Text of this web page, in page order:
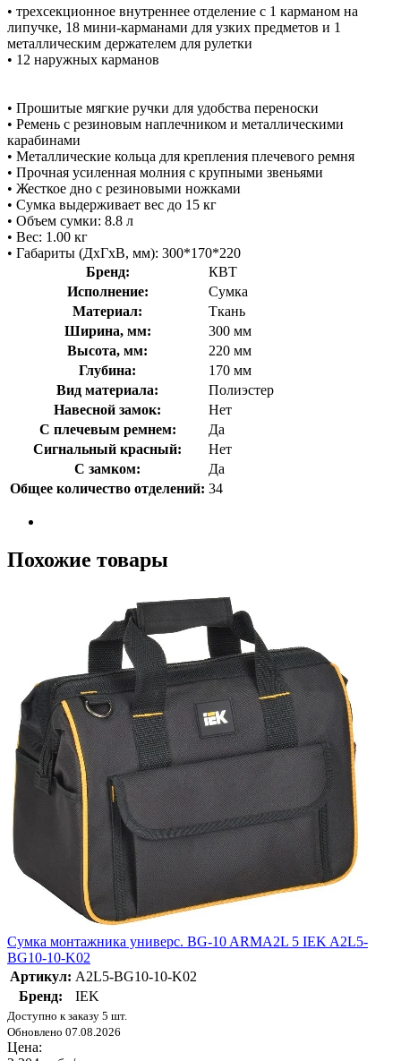
• трехсекционное внутреннее отделение с 1 карманом на
липучке, 18 мини-карманами для узких предметов и 1
металлическим держателем для рулетки
• 12 наружных карманов
• Прошитые мягкие ручки для удобства переноски
• Ремень с резиновым наплечником и металлическими
карабинами
• Металлические кольца для крепления плечевого ремня
• Прочная усиленная молния с крупными звеньями
• Жесткое дно с резиновыми ножками
• Сумка выдерживает вес до 15 кг
• Объем сумки: 8.8 л
• Вес: 1.00 кг
• Габариты (ДхГхВ, мм): 300*170*220
Бренд:
КВТ
Исполнение:
Сумка
Материал:
Ткань
Ширина, мм:
300 мм
Высота, мм:
220 мм
Глубина:
170 мм
Вид материала:
Полиэстер
Навесной замок:
Нет
С плечевым ремнем:
Да
Сигнальный красный:
Нет
С замком:
Да
Общее количество отделений: 34
Похожие товары
Сумка монтажника универс. BG-10 ARMA2L 5 IEK A2L5-
BG10-10-K02
Артикул: A2L5-BG10-10-K02
Бренд:
IEK
Доступно к заказу 5 шт.
Обновлено 07.08.2026
Цена: